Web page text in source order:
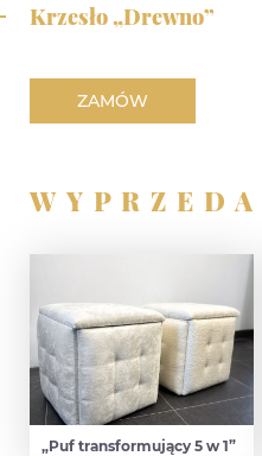
Krzesło „Drewno”
ZAMÓW
„Puf transformujący 5 w 1”